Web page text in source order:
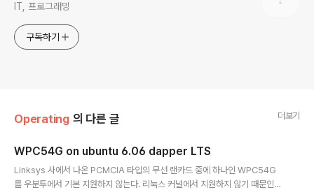
IT, 프로그래밍
구독하기
Operating 의 다른 글 더보기
WPC54G on ubuntu 6.06 dapper LTS
Linksys 사에서 나온 PCMCIA 타입의 무선 랜카드 중에 하나인 WPC54G
를 우분투에서 기본 지원하지 않는다. 리눅스 커널에서 지원하지 않기 때문인